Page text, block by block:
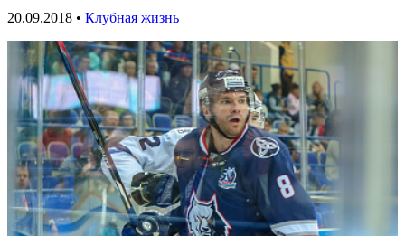
20.09.2018 • Клубная жизнь